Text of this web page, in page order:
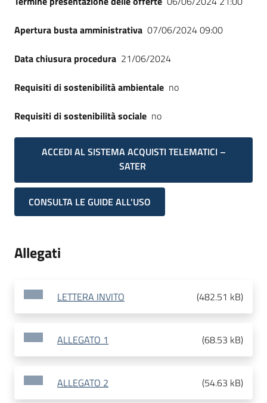
Apertura busta amministrativa 07/06/2024 09:00
Data chiusura procedura 21/06/2024
Requisiti di sostenibilità ambientale no
Requisiti di sostenibilità sociale no
ACCEDI AL SISTEMA ACQUISTI TELEMATICI –
SATER
CONSULTA LE GUIDE ALL'USO
Allegati
LETTERA INVITO (482.51 kB)
ALLEGATO 1 (68.53 kB)
ALLEGATO 2 (54.63 kB)